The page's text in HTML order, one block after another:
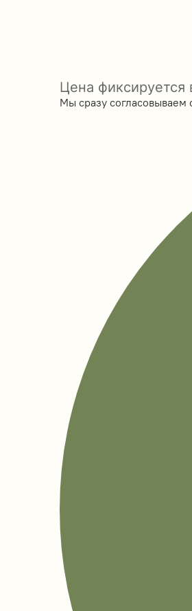
Цена фиксируется
Мы сразу согласовываем